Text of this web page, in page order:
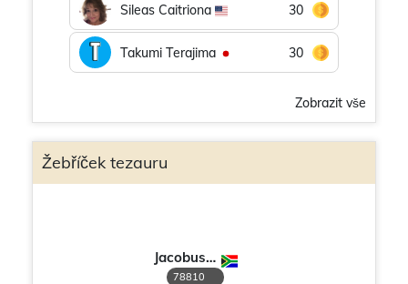
Sileas Caitriona 30
Takumi Terajima 30
Zobrazit vše
Žebříček tezauru
Jacobus M de Vries
78810